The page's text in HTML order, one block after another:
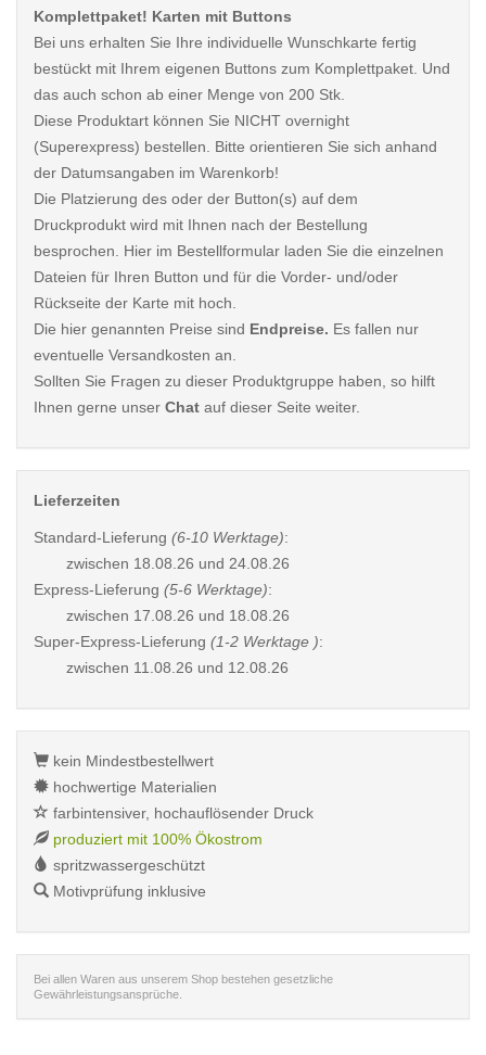
Komplettpaket! Karten mit Buttons
Bei uns erhalten Sie Ihre individuelle Wunschkarte fertig
bestückt mit Ihrem eigenen Buttons zum Komplettpaket. Und
das auch schon ab einer Menge von 200 Stk.
Diese Produktart können Sie NICHT overnight
(Superexpress) bestellen. Bitte orientieren Sie sich anhand
der Datumsangaben im Warenkorb!
Die Platzierung des oder der Button(s) auf dem
Druckprodukt wird mit Ihnen nach der Bestellung
besprochen. Hier im Bestellformular laden Sie die einzelnen
Dateien für Ihren Button und für die Vorder- und/oder
Rückseite der Karte mit hoch.
Die hier genannten Preise sind Endpreise. Es fallen nur
eventuelle Versandkosten an.
Sollten Sie Fragen zu dieser Produktgruppe haben, so hilft
Ihnen gerne unser Chat auf dieser Seite weiter.
Lieferzeiten
Standard-Lieferung (6-10 Werktage):
zwischen 18.08.26 und 24.08.26
Express-Lieferung (5-6 Werktage):
zwischen 17.08.26 und 18.08.26
Super-Express-Lieferung (1-2 Werktage ):
zwischen 11.08.26 und 12.08.26
kein Mindestbestellwert
hochwertige Materialien
farbintensiver, hochauflösender Druck
produziert mit 100% Ökostrom
spritzwassergeschützt
Motivprüfung inklusive
Bei allen Waren aus unserem Shop bestehen gesetzliche
Gewährleistungsansprüche.